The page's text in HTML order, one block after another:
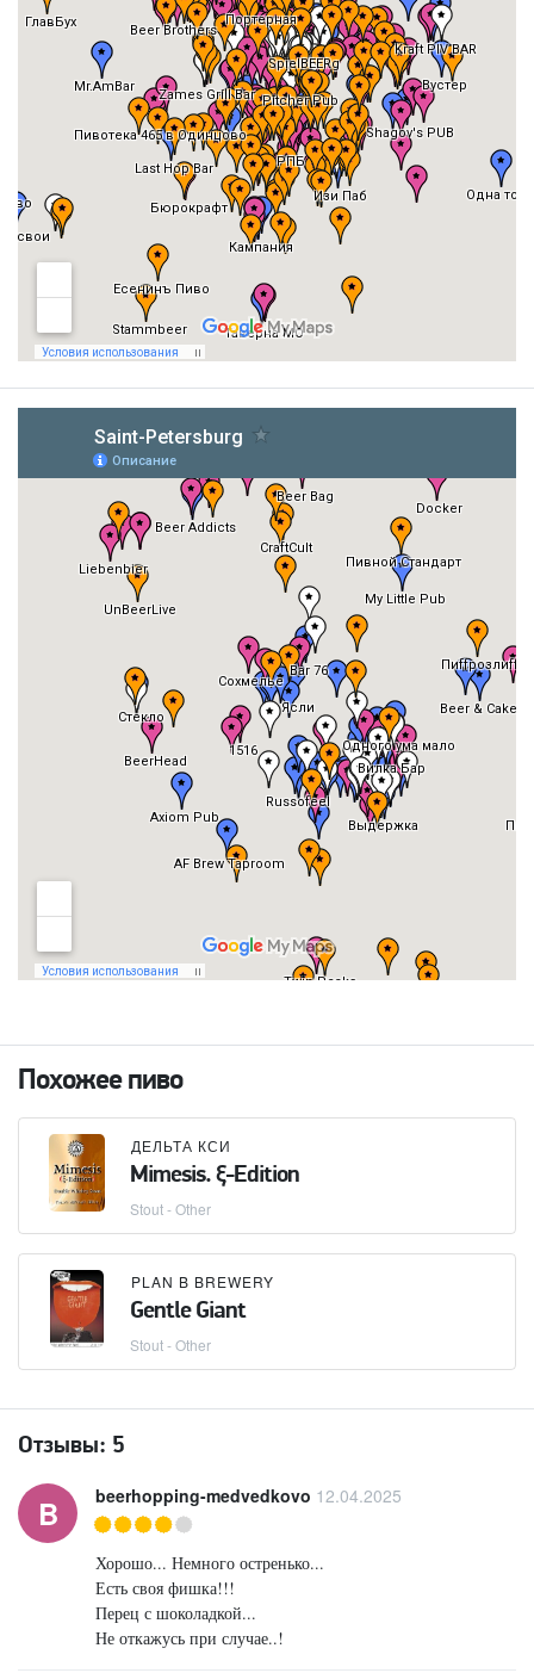
Похожее пиво
ДЕЛЬТА КСИ
Mimesis. ξ-Edition
Stout - Other
PLAN B BREWERY
Gentle Giant
Stout - Other
Отзывы: 5
B beerhopping-medvedkovo 12.04.2025
Хорошо... Немного остренько...
Есть своя фишка!!!
Перец с шоколадкой...
Не откажусь при случае..!